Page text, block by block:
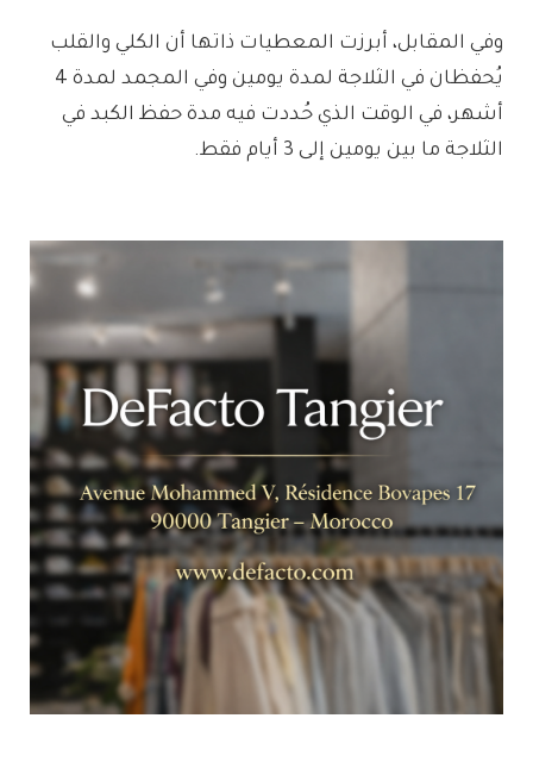
وفي المقابل، أبرزت المعطيات ذاتها أن الكلي والقلب
يُحفظان في الثلاجة لمدة يومين وفي المجمد لمدة 4
أشهر، في الوقت الذي حُددت فيه مدة حفظ الكبد في
الثلاجة ما بين يومين إلى 3 أيام فقط.